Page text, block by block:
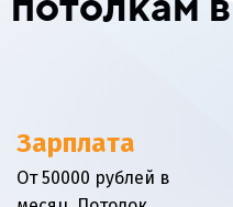
Зарплата
От 50000 рублей в